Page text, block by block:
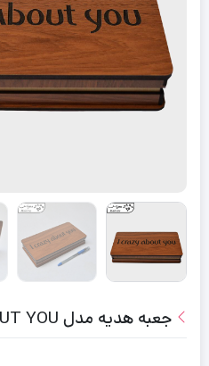
جعبه هدیه مدل I CRAZY ABOUT YOU